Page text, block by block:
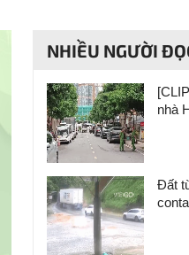
NHIỀU NGƯỜI
nhà
Đất